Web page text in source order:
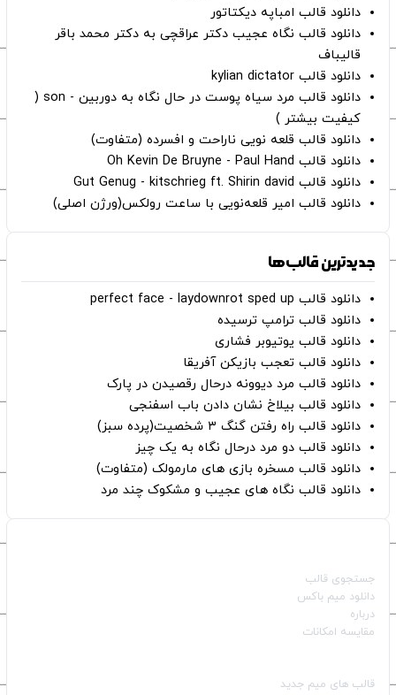
دانلود قالب امباپه دیکتاتور
دانلود قالب نگاه عجیب دکتر عراقچی به دکتر محمد باقر
قالیباف
دانلود قالب kylian dictator
دانلود قالب مرد سیاه پوست در حال نگاه به دوربین - son (
کیفیت بیشتر )
دانلود قالب قلعه نویی ناراحت و افسرده (متفاوت)
دانلود قالب Oh Kevin De Bruyne - Paul Hand
دانلود قالب Gut Genug - kitschrieg ft. Shirin david
دانلود قالب امیر قلعه‌نویی با ساعت رولکس(ورژن اصلی)
جدیدترین قالب‌ها
دانلود قالب perfect face - laydownrot sped up
دانلود قالب ترامپ ترسیده
دانلود قالب یوتیوبر فشاری
دانلود قالب تعجب بازیکن آفریقا
دانلود قالب مرد دیوونه درحال رقصیدن در پارک
دانلود قالب بیلاخ نشان دادن باب اسفنجی
دانلود قالب راه رفتن گنگ ۳ شخصیت(پرده سبز)
دانلود قالب دو مرد درحال نگاه به یک چیز
دانلود قالب مسخره بازی های مارمولک (متفاوت)
دانلود قالب نگاه های عجیب و مشکوک چند مرد
جستجوی قالب
دانلود میم باکس
درباره
مقایسه امکانات
قالب‌ های میم جدید